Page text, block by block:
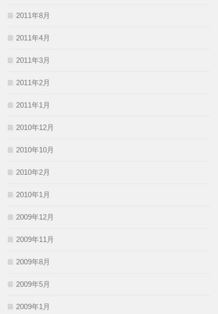
2011年8月
2011年4月
2011年3月
2011年2月
2011年1月
2010年12月
2010年10月
2010年2月
2010年1月
2009年12月
2009年11月
2009年8月
2009年5月
2009年1月